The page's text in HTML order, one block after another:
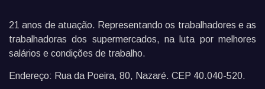
21 anos de atuação. Representando os trabalhadores e as
trabalhadoras dos supermercados, na luta por melhores
salários e condições de trabalho.
Endereço: Rua da Poeira, 80, Nazaré. CEP 40.040-520.